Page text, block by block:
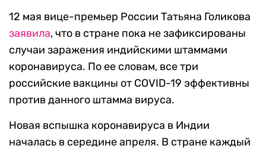
12 мая вице-премьер России Татьяна Голикова
заявила, что в стране пока не зафиксированы
случаи заражения индийскими штаммами
коронавируса. По ее словам, все три
российские вакцины от COVID-19 эффективны
против данного штамма вируса.
Новая вспышка коронавируса в Индии
началась в середине апреля. В стране каждый